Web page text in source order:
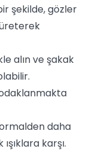
şekilde, gözler
alın ve şakak
daha
karşı.